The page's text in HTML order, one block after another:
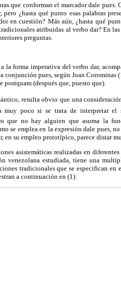
que conforman el marcador dale
¿hasta qué punto esas palabras
en cuestión? Más aún, ¿hasta qué
atribuidas al verbo dar? En
preguntas.
la forma imperativa del verbo dar,
pues, según Joan Corominas
postquam (después que, puesto que).
resulta obvio que una
muy poco si se trata de
que no hay alguien que asuma la
se emplea en la expresión dale pues,
en su empleo prototípico, parece distar
asistemáticas realizadas en
venezolana estudiada, tiene una
tradicionales que se especifican
a continuación en (1):